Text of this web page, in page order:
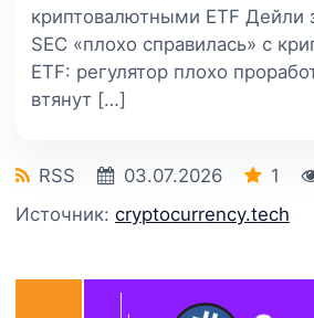
криптовалютными ETF Дейли
SEC «плохо справилась» с
ETF: регулятор плохо
втянут […]
RSS 03.07.2026 1
Источник: cryptocurrency.tech